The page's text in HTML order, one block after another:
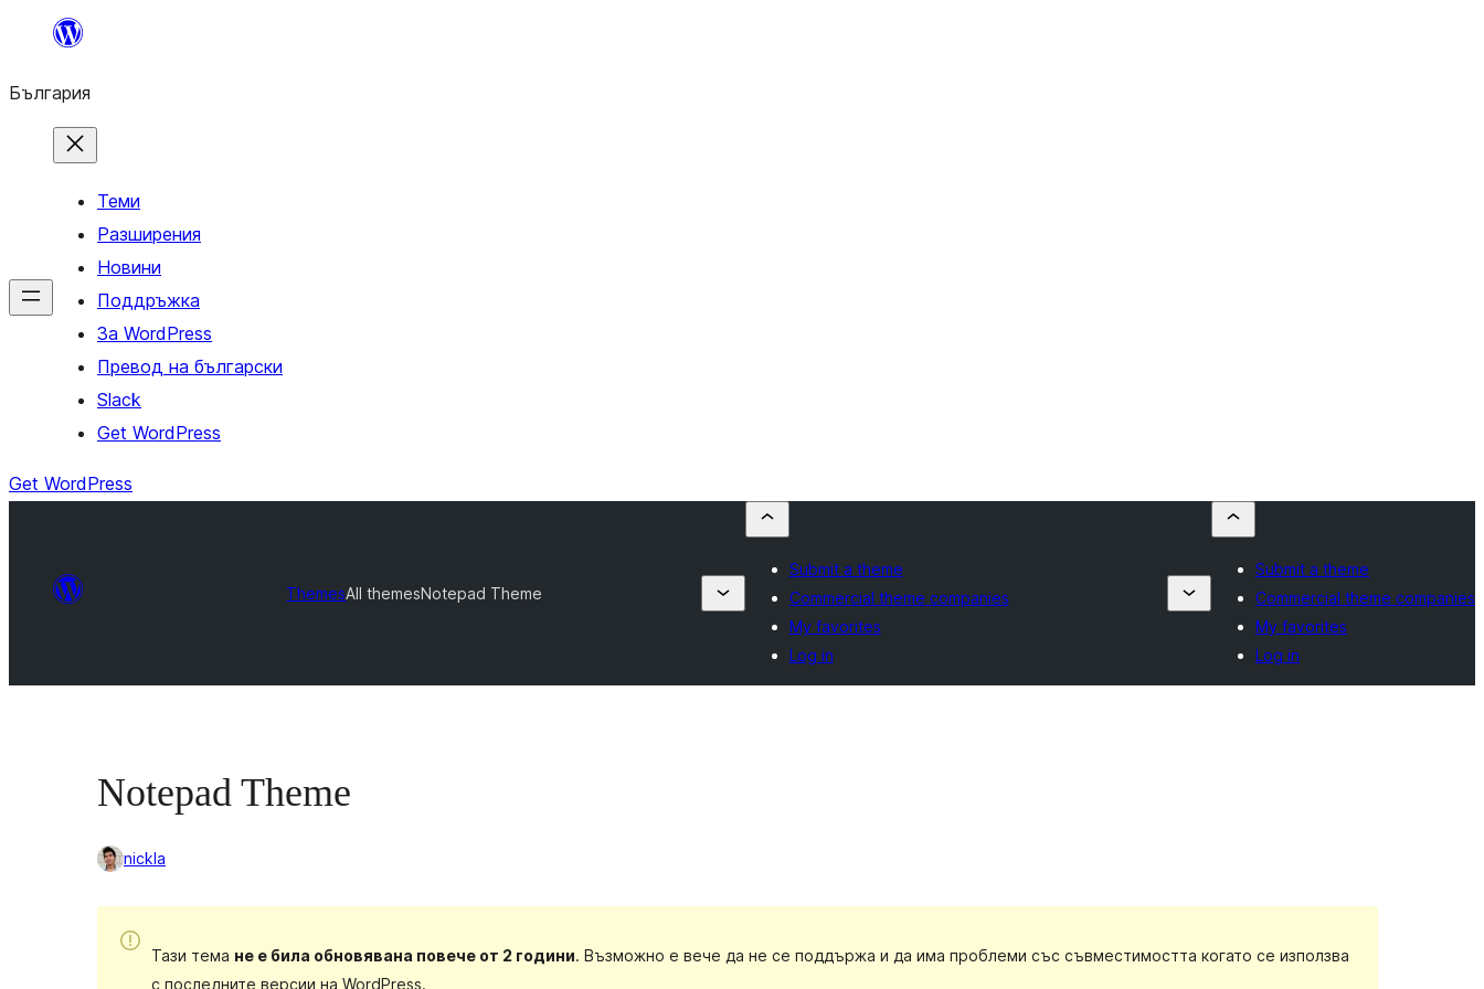
България
Теми
Разширения
Новини
Поддръжка
За WordPress
Превод на български
Slack
Get WordPress
Get WordPress
ThemesAll themesNotepad Theme
Submit a theme
Commercial theme companies
My favorites
Log in
Submit a theme
Commercial theme companies
My favorites
Log in
Notepad Theme
nickla
Тази тема не е била обновявана повече от 2 години. Възможно е вече да не се поддържа и да има проблеми със съвместимостта когато се използва
с последните версии на WordPress.